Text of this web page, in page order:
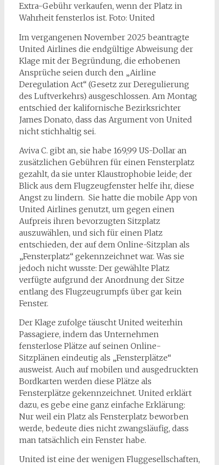
Extra-Gebühr verkaufen, wenn der Platz in
Wahrheit fensterlos ist. Foto: United
Im vergangenen November 2025 beantragte
United Airlines die endgültige Abweisung der
Klage mit der Begründung, die erhobenen
Ansprüche seien durch den „Airline
Deregulation Act“ (Gesetz zur Deregulierung
des Luftverkehrs) ausgeschlossen. Am Montag
entschied der kalifornische Bezirksrichter
James Donato, dass das Argument von United
nicht stichhaltig sei.
Aviva C. gibt an, sie habe 169,99 US-Dollar an
zusätzlichen Gebühren für einen Fensterplatz
gezahlt, da sie unter Klaustrophobie leide; der
Blick aus dem Flugzeugfenster helfe ihr, diese
Angst zu lindern. Sie hatte die mobile App von
United Airlines genutzt, um gegen einen
Aufpreis ihren bevorzugten Sitzplatz
auszuwählen, und sich für einen Platz
entschieden, der auf dem Online-Sitzplan als
„Fensterplatz“ gekennzeichnet war. Was sie
jedoch nicht wusste: Der gewählte Platz
verfügte aufgrund der Anordnung der Sitze
entlang des Flugzeugrumpfs über gar kein
Fenster.
Der Klage zufolge täuscht United weiterhin
Passagiere, indem das Unternehmen
fensterlose Plätze auf seinen Online-
Sitzplänen eindeutig als „Fensterplätze“
ausweist. Auch auf mobilen und ausgedruckten
Bordkarten werden diese Plätze als
Fensterplätze gekennzeichnet. United erklärt
dazu, es gebe eine ganz einfache Erklärung:
Nur weil ein Platz als Fensterplatz beworben
werde, bedeute dies nicht zwangsläufig, dass
man tatsächlich ein Fenster habe.
United ist eine der wenigen Fluggesellschaften,